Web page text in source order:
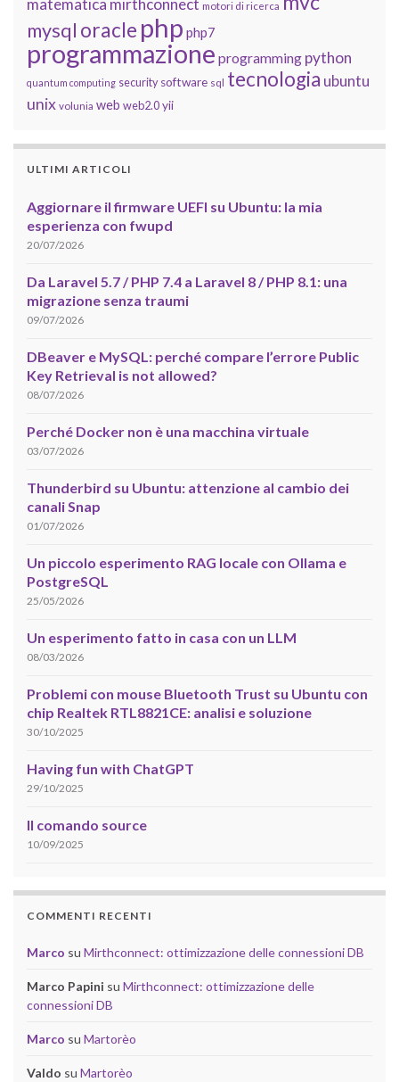
matematica mirthconnect motori di ricerca
mysql oracle php php7
programmazione programming python
quantum computing security software sql tecnologia ubuntu
unix volunia web web2.0 yii
ULTIMI ARTICOLI
Aggiornare il firmware UEFI su Ubuntu: la mia
esperienza con fwupd
20/07/2026
Da Laravel 5.7 / PHP 7.4 a Laravel 8 / PHP 8.1: una
migrazione senza traumi
09/07/2026
DBeaver e MySQL: perché compare l’errore Public
Key Retrieval is not allowed?
08/07/2026
Perché Docker non è una macchina virtuale
03/07/2026
Thunderbird su Ubuntu: attenzione al cambio dei
canali Snap
01/07/2026
Un piccolo esperimento RAG locale con Ollama e
PostgreSQL
25/05/2026
Un esperimento fatto in casa con un LLM
08/03/2026
Problemi con mouse Bluetooth Trust su Ubuntu con
chip Realtek RTL8821CE: analisi e soluzione
30/10/2025
Having fun with ChatGPT
29/10/2025
Il comando source
10/09/2025
COMMENTI RECENTI
Marco su Mirthconnect: ottimizzazione delle connessioni DB
Marco Papini su Mirthconnect: ottimizzazione delle
connessioni DB
Marco su Martorèo
Valdo su Martorèo